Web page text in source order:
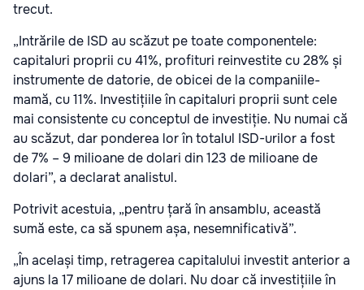
trecut.
„Intrările de ISD au scăzut pe toate componentele:
capitaluri proprii cu 41%, profituri reinvestite cu 28% și
instrumente de datorie, de obicei de la companiile-
mamă, cu 11%. Investițiile în capitaluri proprii sunt cele
mai consistente cu conceptul de investiție. Nu numai că
au scăzut, dar ponderea lor în totalul ISD-urilor a fost
de 7% – 9 milioane de dolari din 123 de milioane de
dolari”, a declarat analistul.
Potrivit acestuia, „pentru țară în ansamblu, această
sumă este, ca să spunem așa, nesemnificativă”.
„În același timp, retragerea capitalului investit anterior a
ajuns la 17 milioane de dolari. Nu doar că investițiile în